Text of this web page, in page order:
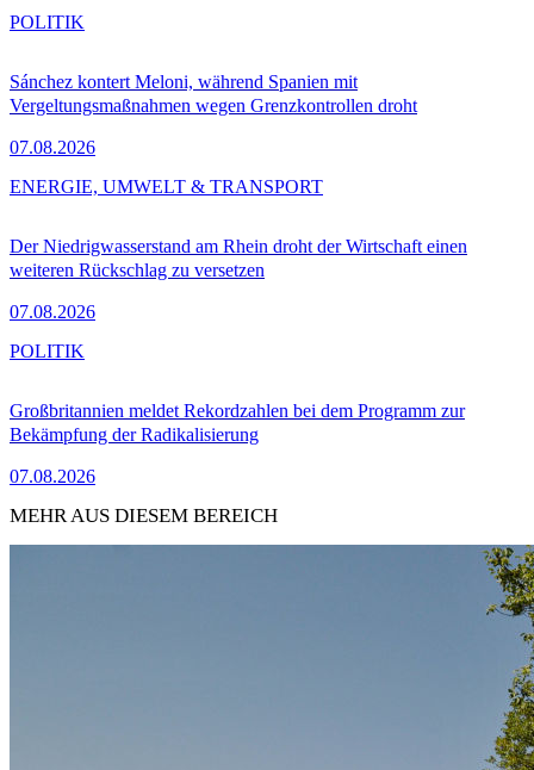
Sánchez kontert Meloni, während Spanien mit
Vergeltungsmaßnahmen wegen Grenzkontrollen droht
07.08.2026
POLITIK
Der Niedrigwasserstand am Rhein droht der Wirtschaft einen
weiteren Rückschlag zu versetzen
07.08.2026
ENERGIE, UMWELT & TRANSPORT
Großbritannien meldet Rekordzahlen bei dem Programm zur
Bekämpfung der Radikalisierung
07.08.2026
POLITIK
MEHR AUS DIESEM BEREICH